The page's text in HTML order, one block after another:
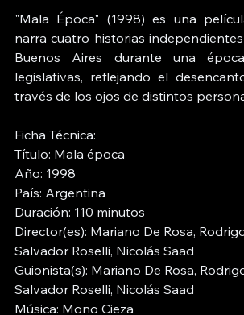
"Mala Época" (1998) es una
narra cuatro historias
Buenos Aires durante una
legislativas, reflejando el
través de los ojos de distintos
Ficha Técnica:
Título: Mala época
Año: 1998
País: Argentina
Duración: 110 minutos
Director(es): Mariano De Rosa,
Salvador Roselli, Nicolás Saad
Guionista(s): Mariano De Rosa,
Salvador Roselli, Nicolás Saad
Música: Mono Cieza